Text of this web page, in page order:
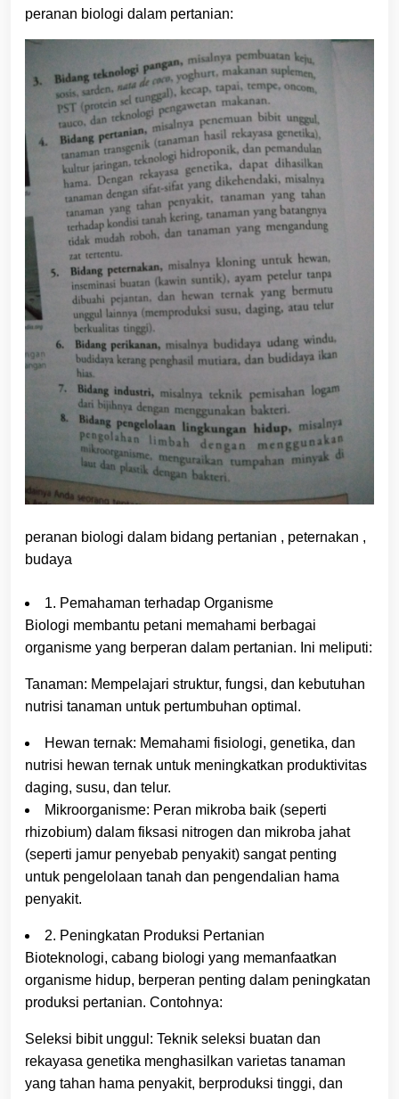
peranan biologi dalam pertanian:
peranan biologi dalam bidang pertanian , peternakan ,
budaya
1. Pemahaman terhadap Organisme
Biologi membantu petani memahami berbagai
organisme yang berperan dalam pertanian. Ini meliputi:
Tanaman: Mempelajari struktur, fungsi, dan kebutuhan
nutrisi tanaman untuk pertumbuhan optimal.
Hewan ternak: Memahami fisiologi, genetika, dan
nutrisi hewan ternak untuk meningkatkan produktivitas
daging, susu, dan telur.
Mikroorganisme: Peran mikroba baik (seperti
rhizobium) dalam fiksasi nitrogen dan mikroba jahat
(seperti jamur penyebab penyakit) sangat penting
untuk pengelolaan tanah dan pengendalian hama
penyakit.
2. Peningkatan Produksi Pertanian
Bioteknologi, cabang biologi yang memanfaatkan
organisme hidup, berperan penting dalam peningkatan
produksi pertanian. Contohnya:
Seleksi bibit unggul: Teknik seleksi buatan dan
rekayasa genetika menghasilkan varietas tanaman
yang tahan hama penyakit, berproduksi tinggi, dan